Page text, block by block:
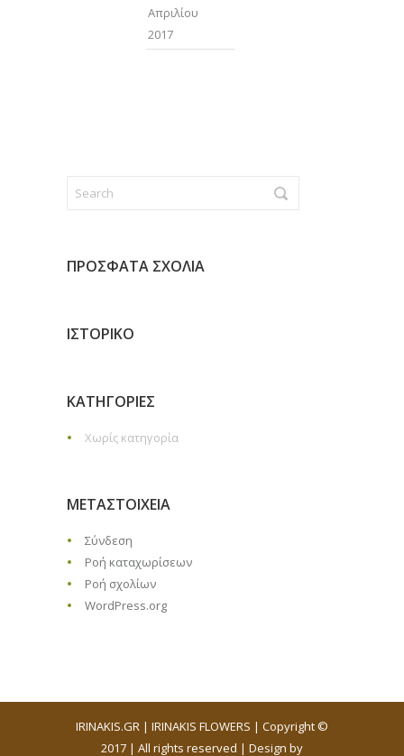
Απριλίου
2017
ΠΡΌΣΦΑΤΑ ΣΧΌΛΙΑ
ΙΣΤΟΡΙΚΌ
KΑΤΗΓΟΡΊΕΣ
Χωρίς κατηγορία
ΜΕΤΑΣΤΟΙΧΕΊΑ
Σύνδεση
Ροή καταχωρίσεων
Ροή σχολίων
WordPress.org
IRINAKIS.GR | IRINAKIS FLOWERS | Copyright ©
2017 | All rights reserved | Design by